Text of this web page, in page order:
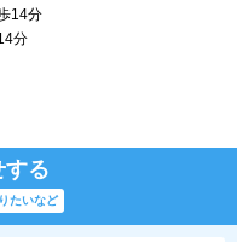
14分
分
する
たいなど